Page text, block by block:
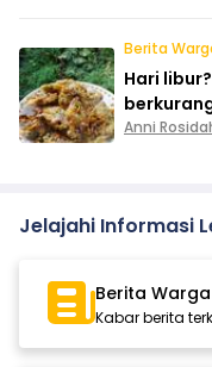
Berita
Hari
Anni
Jelajahi Informasi
Berita Warga
Kabar berita